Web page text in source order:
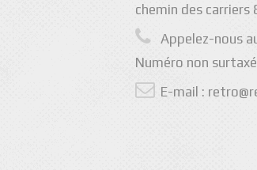
chemin des carriers
Appelez-nous
Numéro non surtaxé
E-mail :